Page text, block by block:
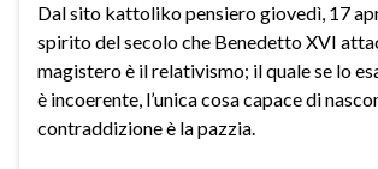
Dal sito kattoliko pensiero giovedì, 17
spirito del secolo che Benedetto XVI
magistero è il relativismo; il quale se lo
è incoerente, l’unica cosa capace di
contraddizione è la pazzia.